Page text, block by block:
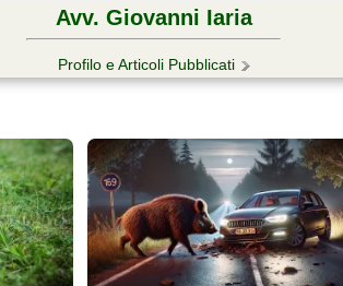
Avv. Giovanni Iaria
Profilo e Articoli Pubblicati